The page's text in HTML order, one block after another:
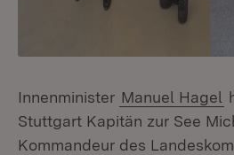
Innenminister Manuel Hagel
Stuttgart Kapitän zur See
Kommandeur des